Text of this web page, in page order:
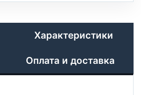
Характеристики
Оплата и доставка